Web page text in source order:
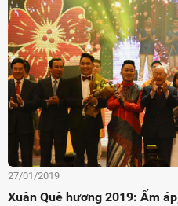
27/01/2019
Xuân Quê hương 2019: Ấm